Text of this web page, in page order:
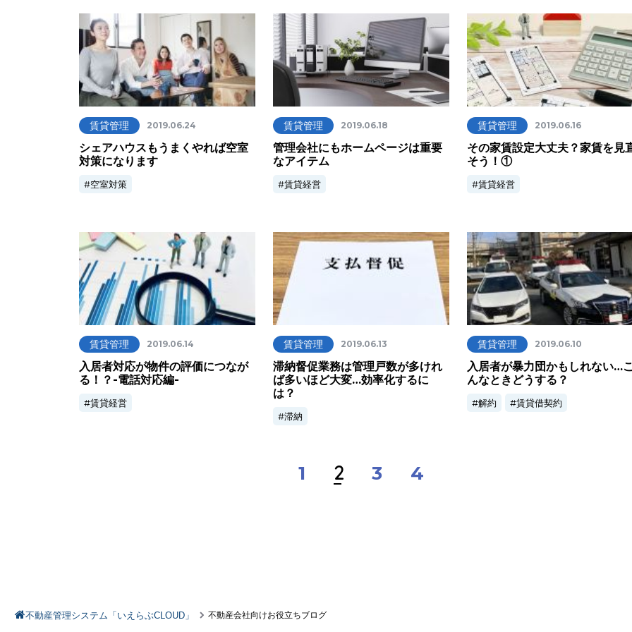
賃貸管理 2019.06.24
シェアハウスもうまくやれば空室
対策になります
空室対策
賃貸管理 2019.06.18
管理会社にもホームページは重要
なアイテム
賃貸経営
賃貸管理 2019.06.16
その家賃設定大丈夫？家賃を見
そう！①
賃貸経営
賃貸管理 2019.06.14
入居者対応が物件の評価につなが
る！？-電話対応編-
賃貸経営
賃貸管理 2019.06.13
滞納督促業務は管理戸数が多けれ
ば多いほど大変…効率化するに
は？
滞納
賃貸管理 2019.06.10
入居者が暴力団かもしれない…
んなときどうする？
解約 賃貸借契約
1 2 3 4
不動産管理システム「いえらぶCLOUD」 不動産会社向けお役立ちブログ